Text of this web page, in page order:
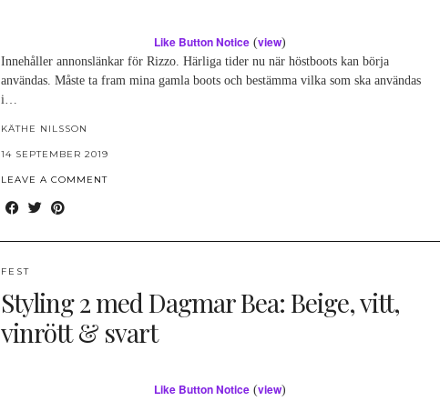
Like Button Notice (view)
Innehåller annonslänkar för Rizzo. Härliga tider nu när höstboots kan börja
användas. Måste ta fram mina gamla boots och bestämma vilka som ska användas
i…
KÄTHE NILSSON
14 SEPTEMBER 2019
LEAVE A COMMENT
FEST
Styling 2 med Dagmar Bea: Beige, vitt,
vinrött & svart
Like Button Notice (view)